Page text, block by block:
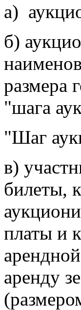
а)
б)
размера
"шага
"Шаг
в)
билеты,
платы и
аренду